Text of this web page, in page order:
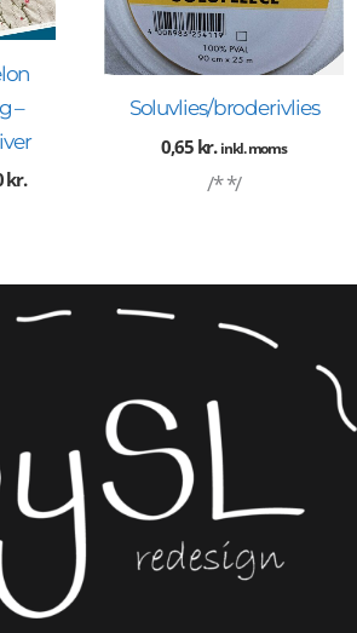
–
kr.
Soluvlies/broderivlies
0,65 kr. inkl. moms
/* */